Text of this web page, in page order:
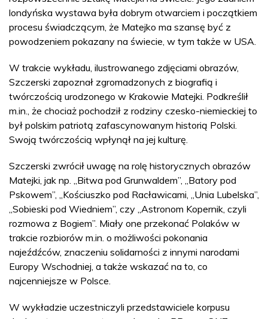
londyńska wystawa była dobrym otwarciem i początkiem
procesu świadczącym, że Matejko ma szansę być z
powodzeniem pokazany na świecie, w tym także w USA.
W trakcie wykładu, ilustrowanego zdjęciami obrazów,
Szczerski zapoznał zgromadzonych z biografią i
twórczością urodzonego w Krakowie Matejki. Podkreślił
m.in., że chociaż pochodził z rodziny czesko-niemieckiej to
był polskim patriotą zafascynowanym historią Polski.
Swoją twórczością wpłynął na jej kulturę.
Szczerski zwrócił uwagę na rolę historycznych obrazów
Matejki, jak np. „Bitwa pod Grunwaldem”, „Batory pod
Pskowem”, „Kościuszko pod Racławicami, „Unia Lubelska”,
„Sobieski pod Wiedniem”, czy „Astronom Kopernik, czyli
rozmowa z Bogiem”. Miały one przekonać Polaków w
trakcie rozbiorów m.in. o możliwości pokonania
najeźdźców, znaczeniu solidarności z innymi narodami
Europy Wschodniej, a także wskazać na to, co
najcenniejsze w Polsce.
W wykładzie uczestniczyli przedstawiciele korpusu